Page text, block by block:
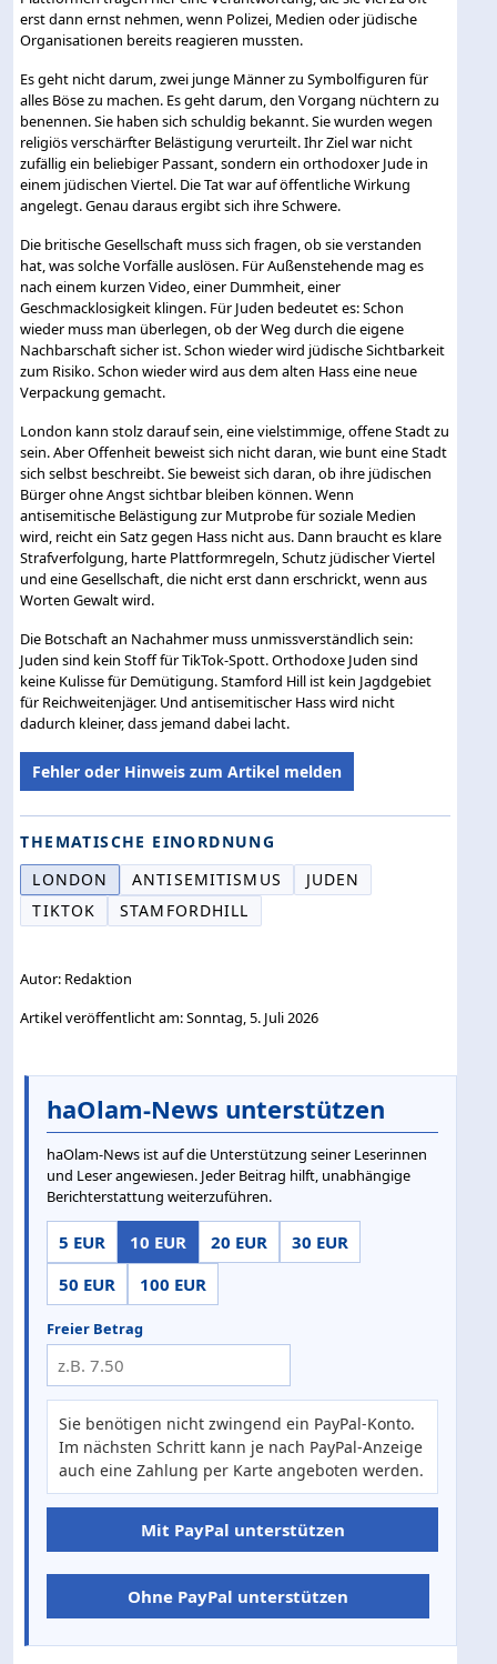
erst dann ernst nehmen, wenn Polizei, Medien oder jüdische
Organisationen bereits reagieren mussten.
Es geht nicht darum, zwei junge Männer zu Symbolfiguren für
alles Böse zu machen. Es geht darum, den Vorgang nüchtern zu
benennen. Sie haben sich schuldig bekannt. Sie wurden wegen
religiös verschärfter Belästigung verurteilt. Ihr Ziel war nicht
zufällig ein beliebiger Passant, sondern ein orthodoxer Jude in
einem jüdischen Viertel. Die Tat war auf öffentliche Wirkung
angelegt. Genau daraus ergibt sich ihre Schwere.
Die britische Gesellschaft muss sich fragen, ob sie verstanden
hat, was solche Vorfälle auslösen. Für Außenstehende mag es
nach einem kurzen Video, einer Dummheit, einer
Geschmacklosigkeit klingen. Für Juden bedeutet es: Schon
wieder muss man überlegen, ob der Weg durch die eigene
Nachbarschaft sicher ist. Schon wieder wird jüdische Sichtbarkeit
zum Risiko. Schon wieder wird aus dem alten Hass eine neue
Verpackung gemacht.
London kann stolz darauf sein, eine vielstimmige, offene Stadt zu
sein. Aber Offenheit beweist sich nicht daran, wie bunt eine Stadt
sich selbst beschreibt. Sie beweist sich daran, ob ihre jüdischen
Bürger ohne Angst sichtbar bleiben können. Wenn
antisemitische Belästigung zur Mutprobe für soziale Medien
wird, reicht ein Satz gegen Hass nicht aus. Dann braucht es klare
Strafverfolgung, harte Plattformregeln, Schutz jüdischer Viertel
und eine Gesellschaft, die nicht erst dann erschrickt, wenn aus
Worten Gewalt wird.
Die Botschaft an Nachahmer muss unmissverständlich sein:
Juden sind kein Stoff für TikTok-Spott. Orthodoxe Juden sind
keine Kulisse für Demütigung. Stamford Hill ist kein Jagdgebiet
für Reichweitenjäger. Und antisemitischer Hass wird nicht
dadurch kleiner, dass jemand dabei lacht.
Fehler oder Hinweis zum Artikel melden
THEMATISCHE EINORDNUNG
LONDON
ANTISEMITISMUS
JUDEN
TIKTOK
STAMFORDHILL
Autor: Redaktion
Artikel veröffentlicht am: Sonntag, 5. Juli 2026
haOlam-News unterstützen
haOlam-News ist auf die Unterstützung seiner Leserinnen
und Leser angewiesen. Jeder Beitrag hilft, unabhängige
Berichterstattung weiterzuführen.
5 EUR 10 EUR 20 EUR
30 EUR
50 EUR
100 EUR
Freier Betrag
Sie benötigen nicht zwingend ein PayPal-Konto.
Im nächsten Schritt kann je nach PayPal-Anzeige
auch eine Zahlung per Karte angeboten werden.
Mit PayPal unterstützen
Ohne PayPal unterstützen